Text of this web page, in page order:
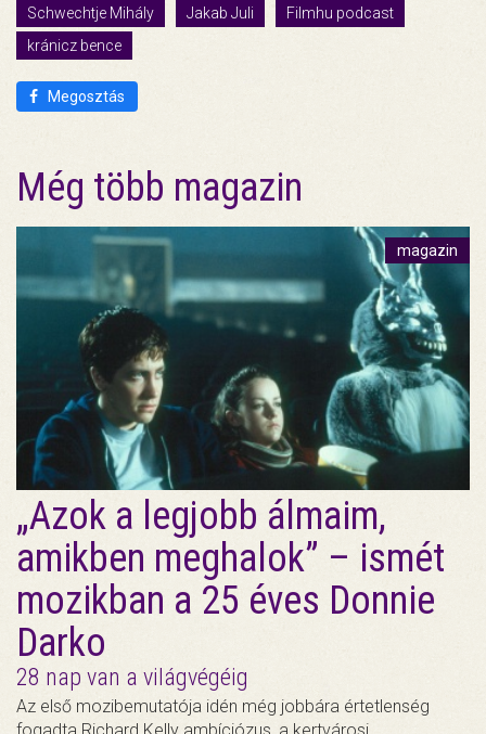
Schwechtje Mihály Jakab Juli
Filmhu podcast
kránicz bence
Megosztás
Még több magazin
magazin
„Azok a legjobb álmaim,
amikben meghalok” – ismét
mozikban a 25 éves Donnie
Darko
28 nap van a világvégéig
Az első mozibemutatója idén még jobbára értetlenség